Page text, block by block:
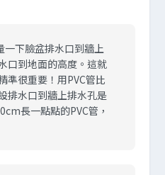
一下臉盆排水口到牆上
口到地面的高度。這就
準很重要！用PVC管比
排水口到牆上排水孔是
長一點點的PVC管，